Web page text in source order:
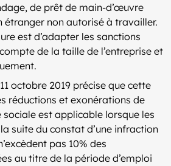
de prêt de main-d’œuvre
étranger non autorisé à travailler.
est d’adapter les sanctions
de la taille de l’entreprise et
octobre 2019 précise que cette
réductions et exonérations de
est applicable lorsque les
suite du constat d’une infraction
pas 10% des
au titre de la période d’emploi